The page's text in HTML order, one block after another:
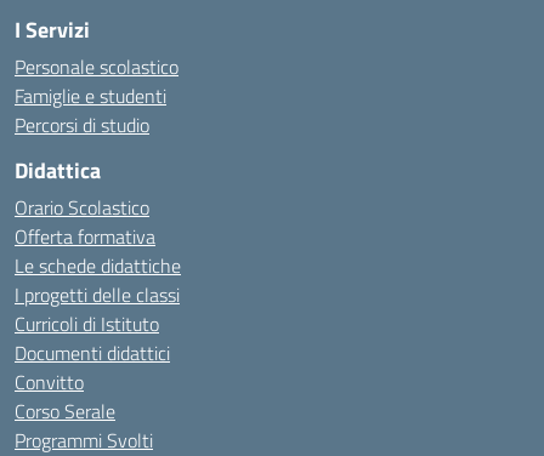
I Servizi
Personale scolastico
Famiglie e studenti
Percorsi di studio
Didattica
Orario Scolastico
Offerta formativa
Le schede didattiche
I progetti delle classi
Curricoli di Istituto
Documenti didattici
Convitto
Corso Serale
Programmi Svolti